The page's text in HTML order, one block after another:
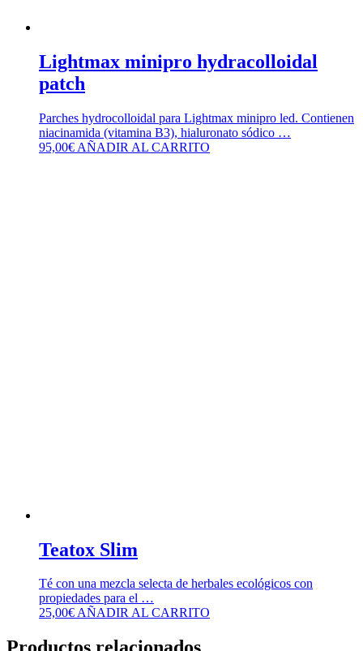
Lightmax minipro hydracolloidal
patch
Parches hydrocolloidal para Lightmax minipro led. Contienen
niacinamida (vitamina B3), hialuronato sódico …
95,00€ AÑADIR AL CARRITO
Teatox Slim
Té con una mezcla selecta de herbales ecológicos con
propiedades para el …
25,00€AÑADIR AL CARRITO